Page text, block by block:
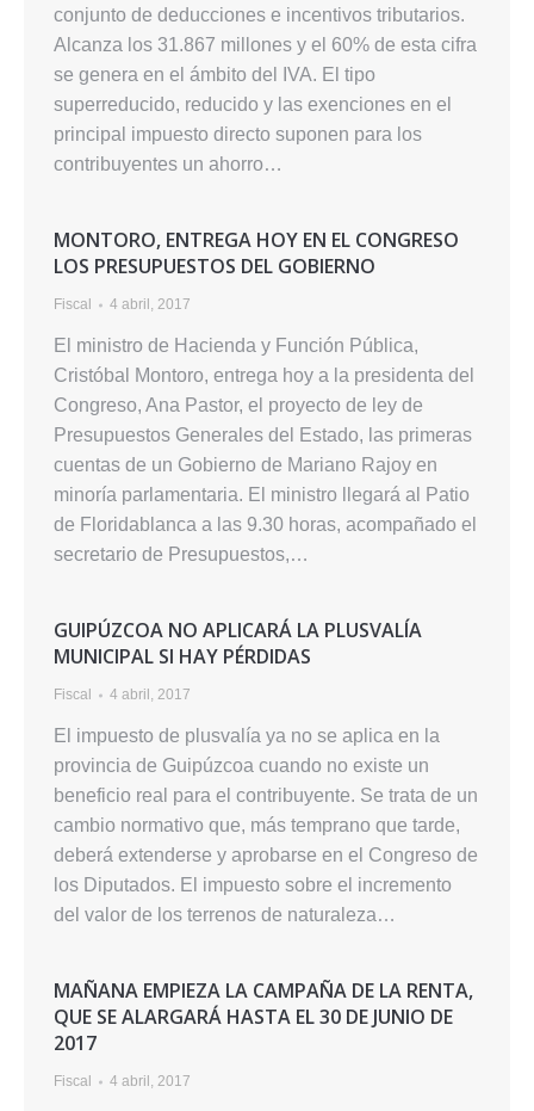
conjunto de deducciones e incentivos tributarios.
Alcanza los 31.867 millones y el 60% de esta cifra
se genera en el ámbito del IVA. El tipo
superreducido, reducido y las exenciones en el
principal impuesto directo suponen para los
contribuyentes un ahorro…
MONTORO, ENTREGA HOY EN EL CONGRESO
LOS PRESUPUESTOS DEL GOBIERNO
Fiscal 4 abril, 2017
El ministro de Hacienda y Función Pública,
Cristóbal Montoro, entrega hoy a la presidenta del
Congreso, Ana Pastor, el proyecto de ley de
Presupuestos Generales del Estado, las primeras
cuentas de un Gobierno de Mariano Rajoy en
minoría parlamentaria. El ministro llegará al Patio
de Floridablanca a las 9.30 horas, acompañado el
secretario de Presupuestos,…
GUIPÚZCOA NO APLICARÁ LA PLUSVALÍA
MUNICIPAL SI HAY PÉRDIDAS
Fiscal 4 abril, 2017
El impuesto de plusvalía ya no se aplica en la
provincia de Guipúzcoa cuando no existe un
beneficio real para el contribuyente. Se trata de un
cambio normativo que, más temprano que tarde,
deberá extenderse y aprobarse en el Congreso de
los Diputados. El impuesto sobre el incremento
del valor de los terrenos de naturaleza…
MAÑANA EMPIEZA LA CAMPAÑA DE LA RENTA,
QUE SE ALARGARÁ HASTA EL 30 DE JUNIO DE
2017
Fiscal 4 abril, 2017